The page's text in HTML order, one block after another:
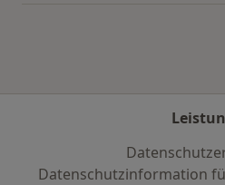
Datenschutzinformation